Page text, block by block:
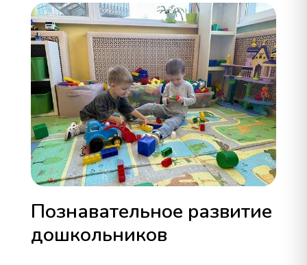
Познавательное развитие
дошкольников